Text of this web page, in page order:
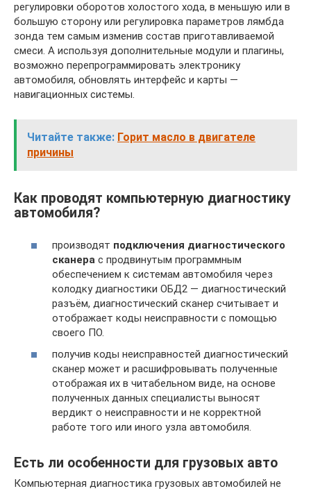
регулировки оборотов холостого хода, в меньшую или в
большую сторону или регулировка параметров лямбда
зонда тем самым изменив состав приготавливаемой
смеси. А используя дополнительные модули и плагины,
возможно перепрограммировать электронику
автомобиля, обновлять интерфейс и карты —
навигационных системы.
Читайте также: Горит масло в двигателе
причины
Как проводят компьютерную диагностику
автомобиля?
производят подключения диагностического
сканера с продвинутым программным
обеспечением к системам автомобиля через
колодку диагностики ОБД2 — диагностический
разъём, диагностический сканер считывает и
отображает коды неисправности с помощью
своего ПО.
получив коды неисправностей диагностический
сканер может и расшифровывать полученные
отображая их в читабельном виде, на основе
полученных данных специалисты выносят
вердикт о неисправности и не корректной
работе того или иного узла автомобиля.
Есть ли особенности для грузовых авто
Компьютерная диагностика грузовых автомобилей не